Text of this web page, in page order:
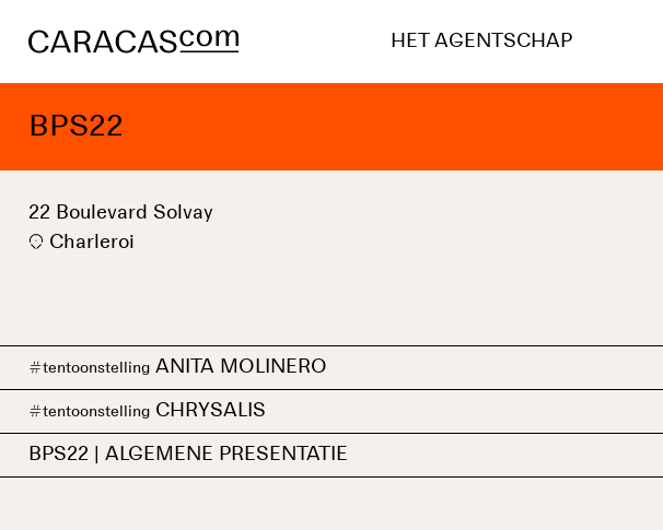
HET AGENTSCHAP
BPS22
22 Boulevard Solvay
Charleroi
#tentoonstelling ANITA MOLINERO
#tentoonstelling CHRYSALIS
BPS22 | ALGEMENE PRESENTATIE